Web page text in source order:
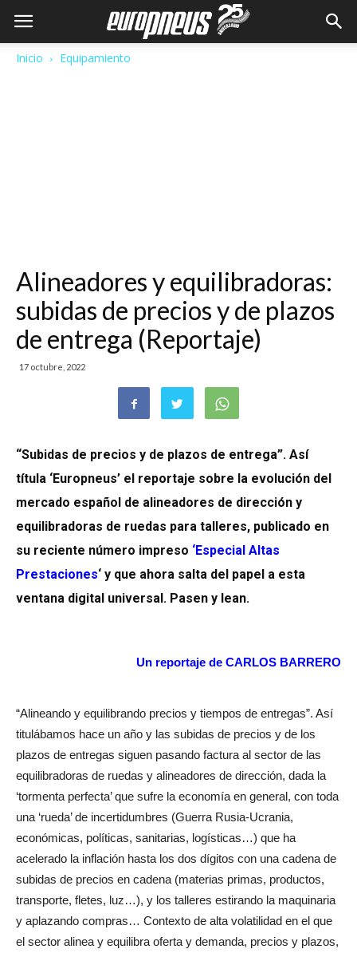
Inicio Equipamiento
Alineadores y equilibradoras:
subidas de precios y de plazos
de entrega (Reportaje)
17 octubre, 2022
“Subidas de precios y de plazos de entrega”. Así
títula ‘Europneus’ el reportaje sobre la evolución del
mercado español de alineadores de dirección y
equilibradoras de ruedas para talleres, publicado en
su reciente número impreso ‘Especial Altas
Prestaciones‘ y que ahora salta del papel a esta
ventana digital universal. Pasen y lean.
Un reportaje de CARLOS BARRERO
“Alineando y equilibrando precios y tiempos de entregas”. Así
titulábamos hace un año y las subidas de precios y de los
plazos de entregas siguen pasando factura al sector de las
equilibradoras de ruedas y alineadores de dirección, dada la
‘tormenta perfecta’ que sufre la economía en general, con toda
una ‘rueda’ de incertidumbres (Guerra Rusia-Ucrania,
económicas, políticas, sanitarias, logísticas…) que ha
acelerado la inflación hasta los dos dígitos con una cadena de
subidas de precios en cadena (materias primas, productos,
transporte, fletes, luz…), y los talleres estirando la maquinaria
y aplazando compras… Contexto de alta volatilidad en el que
el sector alinea y equilibra oferta y demanda, precios y plazos,